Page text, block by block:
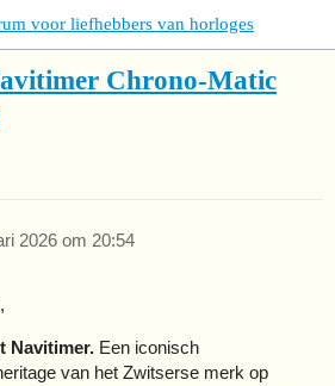
voor liefhebbers van horloges
Chrono-Matic
2026 om 20:54
Navitimer. Een iconisch
van het Zwitserse merk op